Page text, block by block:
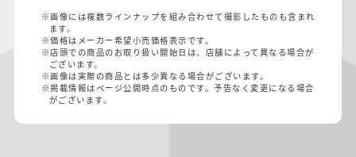
※画像には複数ラインナップを組み合わせて撮影したものも含まれ
ます。
※価格はメーカー希望小売価格表示です。
※店頭での商品のお取り扱い開始日は、店舗によって異なる場合が
ございます。
※画像は実際の商品とは多少異なる場合がございます。
※掲載情報はページ公開時点のものです。予告なく変更になる場合
がございます。